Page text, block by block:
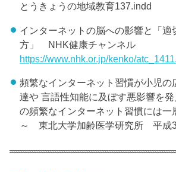
とうきょうの地域教育137.indd
インターネットの脳への影響と「適
方」 NHK健康チャンネル
https://www.nhk.or.jp/kenko/
頻繁なインターネット習慣が小児の
達や 言語性知能に及ぼす悪影響を
の頻繁なインターネット習慣には一
～ 東北大学加齢医学研究所 平成